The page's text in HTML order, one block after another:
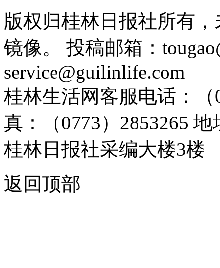
版权归桂林日报社所有
镜像。 投稿邮箱：
service@guilinlife.com
桂林生活网客服电话：（
真：（0773）2853265
桂林日报社采编大楼3楼
返回顶部